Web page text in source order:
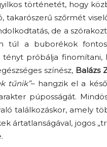
történetét, hogy
takarószerű szőrmét
de a
túl a buborékok
próbálja finomítani,
színész, Balázs
tűnik”– hangzik el a
púposságát.
találkozáskor, amely
ártatlanságával, jogos